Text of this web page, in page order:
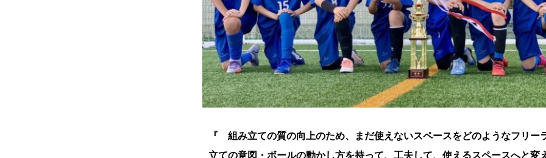
『 組み立ての質の向上のため、まだ使えないスペースをどのようなフリー
立ての意図・ボールの動かし方を持って、工夫して、使えるスペースへと変